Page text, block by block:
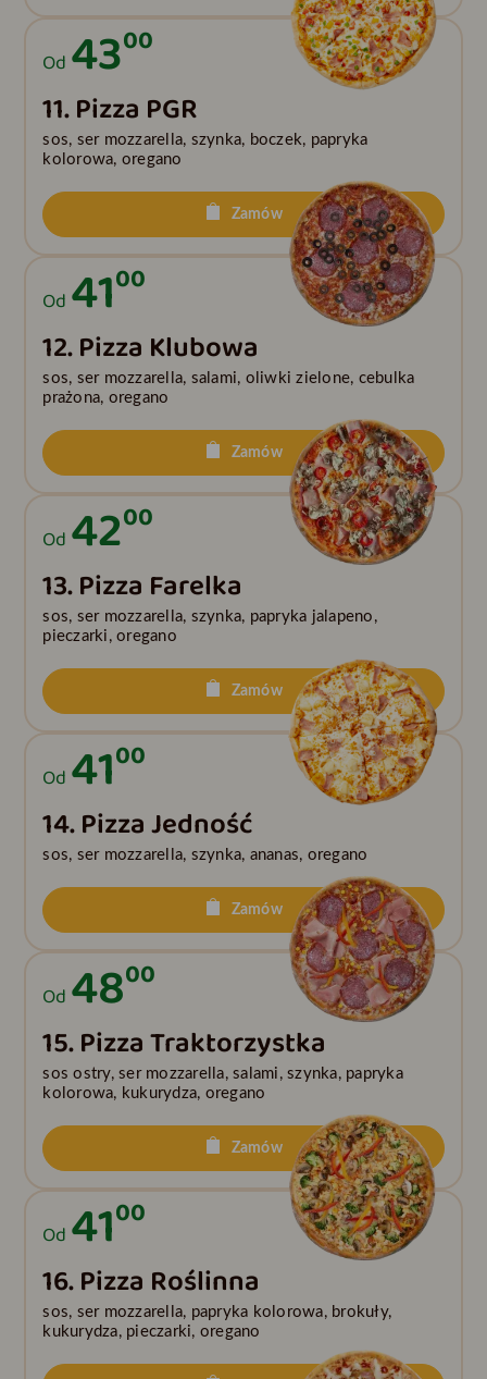
Od 4300
11. Pizza PGR
sos, ser mozzarella, szynka, boczek, papryka
kolorowa, oregano
Zamów
Od 4100
12. Pizza Klubowa
sos, ser mozzarella, salami, oliwki zielone, cebulka
prażona, oregano
Zamów
Od 4200
13. Pizza Farelka
sos, ser mozzarella, szynka, papryka jalapeno,
pieczarki, oregano
Zamów
Od 4100
14. Pizza Jedność
sos, ser mozzarella, szynka, ananas, oregano
Zamów
Od 4800
15. Pizza Traktorzystka
sos ostry, ser mozzarella, salami, szynka, papryka
kolorowa, kukurydza, oregano
Zamów
Od 4100
16. Pizza Roślinna
sos, ser mozzarella, papryka kolorowa, brokuły,
kukurydza, pieczarki, oregano